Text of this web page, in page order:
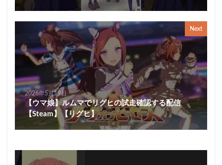
Next
2026年5月19日
【ウマ娘】ルムマでリグヒの試走確認する配信
【Steam】【リグヒ】